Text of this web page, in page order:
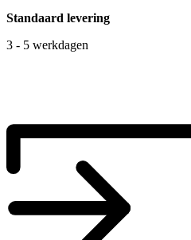
Standaard levering
3 - 5 werkdagen